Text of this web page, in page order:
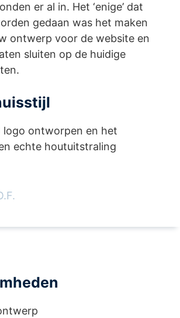
er al in. Het ‘enige’ dat
gedaan was het maken
ontwerp voor de website en
sluiten op de huidige
logo ontworpen en het
echte houtuitstraling